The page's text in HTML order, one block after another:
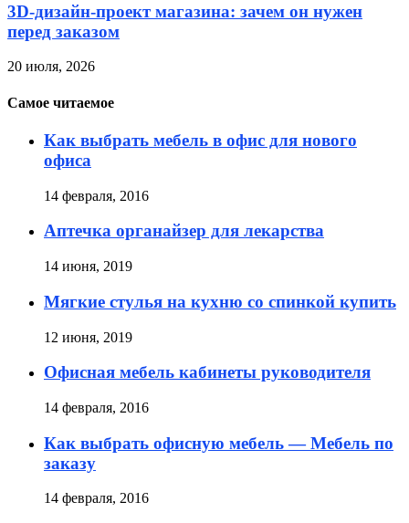
3D-дизайн-проект магазина: зачем он нужен
перед заказом
20 июля, 2026
Самое читаемое
Как выбрать мебель в офис для нового
офиса
14 февраля, 2016
Аптечка органайзер для лекарства
14 июня, 2019
Мягкие стулья на кухню со спинкой купить
12 июня, 2019
Офисная мебель кабинеты руководителя
14 февраля, 2016
Как выбрать офисную мебель — Мебель по
заказу
14 февраля, 2016